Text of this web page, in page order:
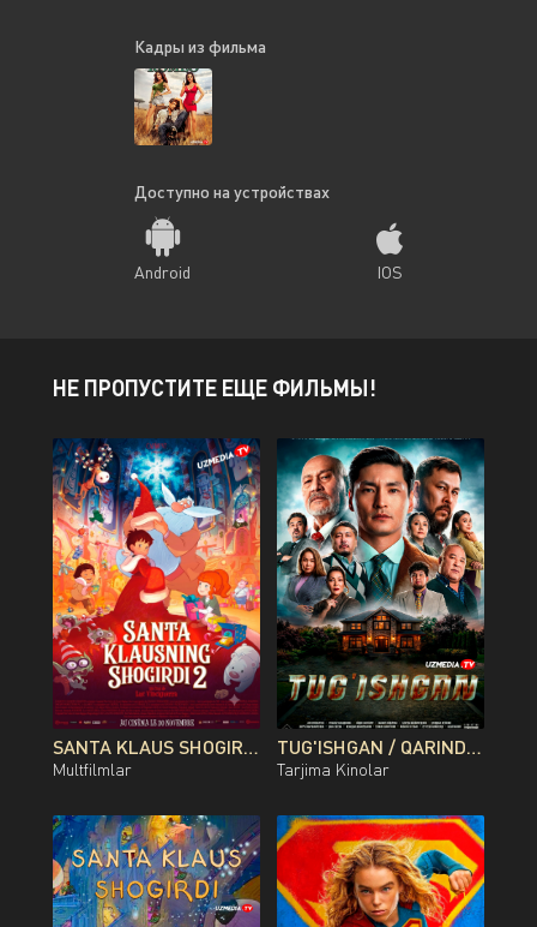
Кадры из фильма
Доступно на устройствах
Android IOS
НЕ ПРОПУСТИТЕ ЕЩЕ ФИЛЬМЫ!
SANTA KLAUS SHOGIRDI 2 MULTFILM UZBEK TILIDA O'ZBEKCHA 2013 TARJIMA KINO FULL HD TAS-IX SKACHAT
Multfilmlar
TUG'ISHGAN / QARINDOSH / QONDOSH / OG'AYNI QOZOG'ISTON FILMI UZBEK TILIDA O'ZBEKCHA 2026 TARJIMA KINO FULL HD TAS-IX SKACHAT
Tarjima Kinolar